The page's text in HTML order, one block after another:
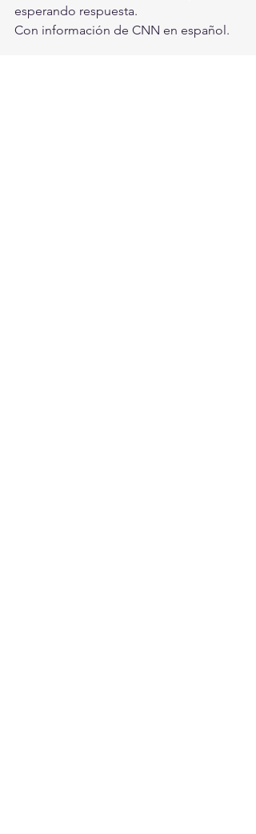
esperando respuesta.
Con información de CNN en español.